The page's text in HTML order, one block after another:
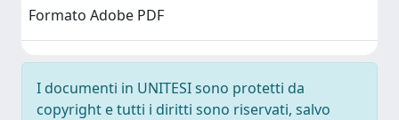
Formato Adobe PDF
I documenti in UNITESI sono protetti da
copyright e tutti i diritti sono riservati, salvo